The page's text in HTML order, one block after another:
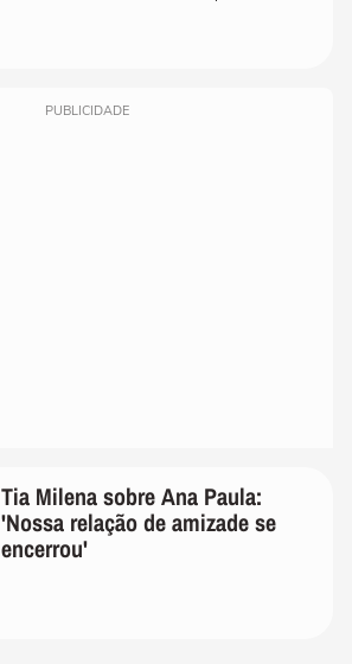
PUBLICIDADE
Tia Milena sobre Ana Paula:
'Nossa relação de amizade se
encerrou'